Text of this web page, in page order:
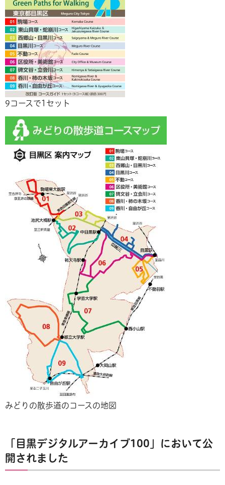
9コースで1セット
みどりの散歩道のコースの地図
「目黒デジタルアーカイブ100」において公
開されました